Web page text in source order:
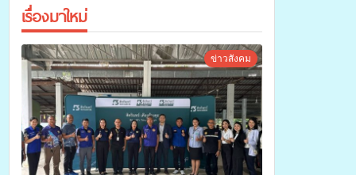
เรื่องมาใหม่
ข่าวสังคม